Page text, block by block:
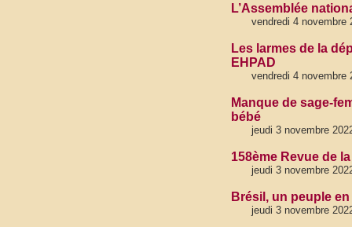
L’Assemblée
vendredi 4 novembre
Les larmes de la
EHPAD
vendredi 4 novembre
Manque de sage-
bébé
jeudi 3 novembre
158ème Revue de
jeudi 3 novembre
Brésil, un peuple
jeudi 3 novembre